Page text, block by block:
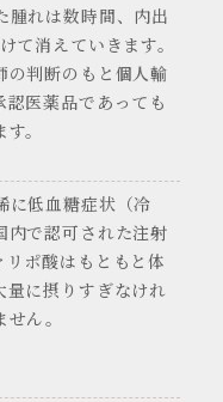
腫れは数時間、内出
て消えていきます。
の判断のもと個人輸
認医薬品であっても
。
に低血糖症状（冷
内で認可された注射
ポ酸はもともと体
量に摂りすぎなけれ
ん。